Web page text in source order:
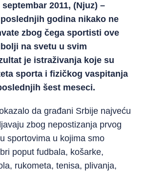
septembar 2011, (Njuz) –
godina nikako ne
zbog čega sportisti ove
na svetu u svim
je istraživanja koje su
sporta i fizičkog vaspitanja
šest meseci.
da građani Srbije najveću
zbog nepostizanja prvog
sportovima u kojima smo
poput fudbala, košarke,
rukometa, tenisa, plivanja,